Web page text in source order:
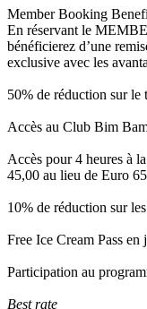
Member Booking
En réservant le
bénéficierez d’une
exclusive avec les
50% de réduction sur
Accès au Club Bim
Accès pour 4 heures à
45,00 au lieu de Euro
10% de réduction sur
Free Ice Cream Pass en
Participation au
Best rate